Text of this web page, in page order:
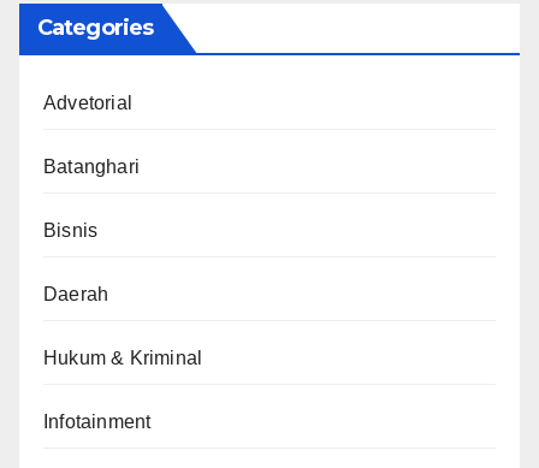
Categories
Advetorial
Batanghari
Bisnis
Daerah
Hukum & Kriminal
Infotainment